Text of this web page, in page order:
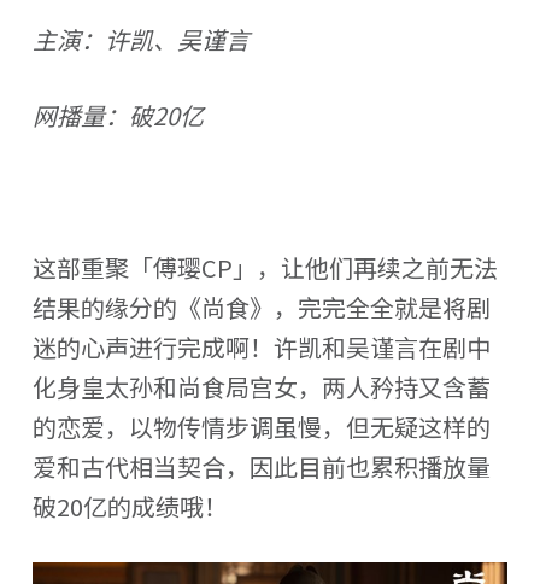
主演：许凯、吴谨言
网播量：破20亿
这部重聚「傅璎CP」，让他们再续之前无法
结果的缘分的《尚食》，完完全全就是将剧
迷的心声进行完成啊！许凯和吴谨言在剧中
化身皇太孙和尚食局宫女，两人矜持又含蓄
的恋爱，以物传情步调虽慢，但无疑这样的
爱和古代相当契合，因此目前也累积播放量
破20亿的成绩哦！